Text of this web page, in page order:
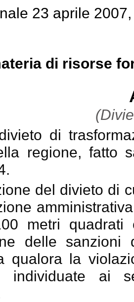
23 aprile
di risorse
di
regione, fatto
del divieto di
metri quadrati
delle
qualora la
individuate ai